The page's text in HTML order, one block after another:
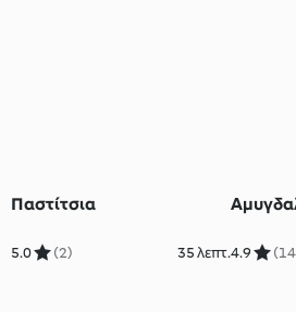
Παστίτσια
5.0 (2) 35 λεπτ.4.9